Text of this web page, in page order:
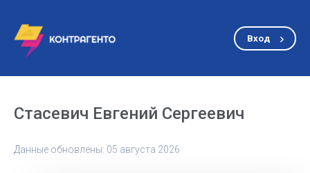
Вход
Стасевич Евгений Сергеевич
Данные обновлены: 05 августа 2026